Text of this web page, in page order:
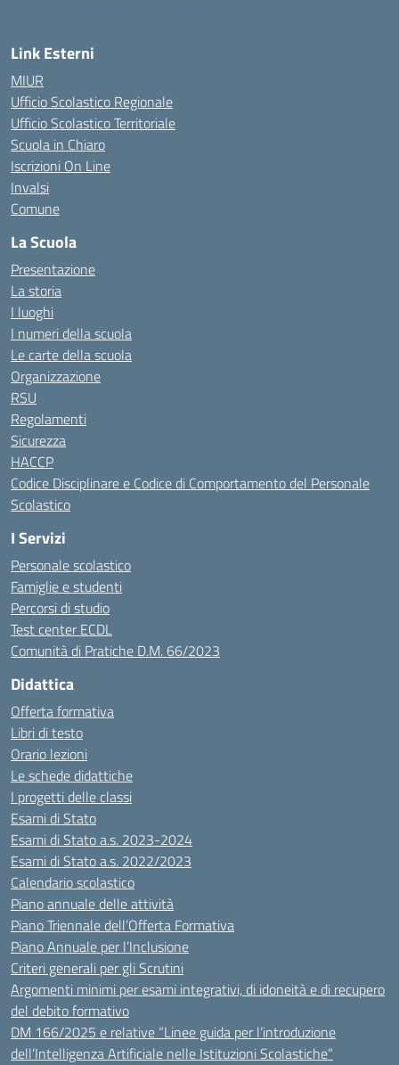
Link Esterni
MIUR
Ufficio Scolastico Regionale
Ufficio Scolastico Territoriale
Scuola in Chiaro
Iscrizioni On Line
Invalsi
Comune
La Scuola
Presentazione
La storia
I luoghi
I numeri della scuola
Le carte della scuola
Organizzazione
RSU
Regolamenti
Sicurezza
HACCP
Codice Disciplinare e Codice di Comportamento del Personale
Scolastico
I Servizi
Personale scolastico
Famiglie e studenti
Percorsi di studio
Test center ECDL
Comunità di Pratiche D.M. 66/2023
Didattica
Offerta formativa
Libri di testo
Orario lezioni
Le schede didattiche
I progetti delle classi
Esami di Stato
Esami di Stato a.s. 2023-2024
Esami di Stato a.s. 2022/2023
Calendario scolastico
Piano annuale delle attività
Piano Triennale dell’Offerta Formativa
Piano Annuale per l’Inclusione
Criteri generali per gli Scrutini
Argomenti minimi per esami integrativi, di idoneità e di recupero
del debito formativo
DM 166/2025 e relative “Linee guida per l’introduzione
dell’Intelligenza Artificiale nelle Istituzioni Scolastiche”